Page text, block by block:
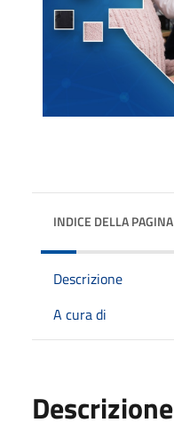
INDICE DELLA PAGINA
Descrizione
A cura di
Descrizione